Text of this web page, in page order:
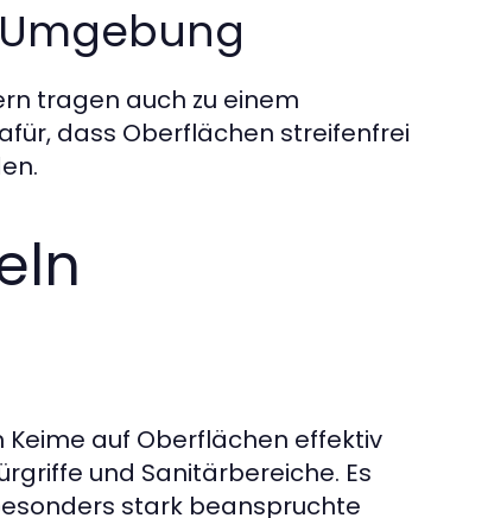
tragen auch zu einem
dass Oberflächen streifenfrei
auf Oberflächen effektiv
und Sanitärbereiche. Es
stark beanspruchte